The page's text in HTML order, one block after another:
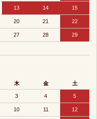
13 14 15
20 21 22
27 28 29
木 金 土
3 4 5
10 11 12